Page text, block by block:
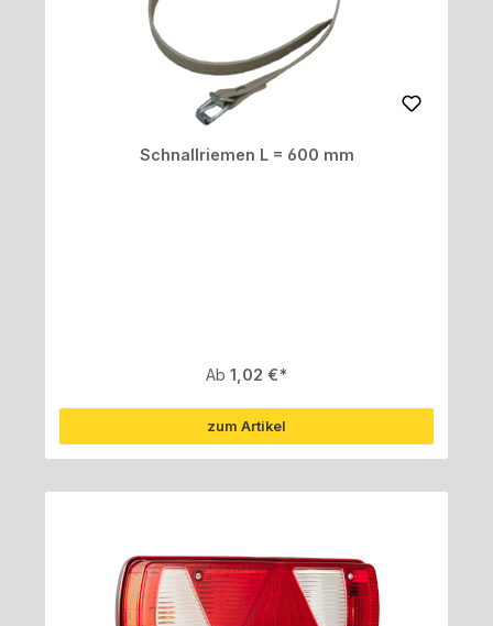
Schnallriemen L = 600 mm
Regulärer Preis:
Ab 1,02 €
zum Artikel